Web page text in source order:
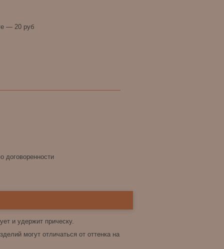
— 20 руб
договоренности
и удержит прическу.
могут отличаться от оттенка на